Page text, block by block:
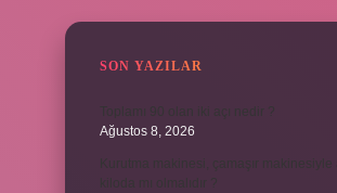
SON YAZILAR
Ağustos 8, 2026